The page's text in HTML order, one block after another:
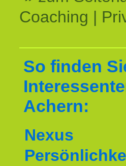
Coaching |
So finden
Achern:
Nexus